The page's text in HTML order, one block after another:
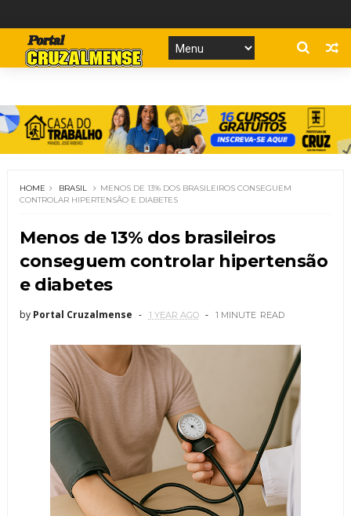
HOME BRASIL
MENOS DE 13% DOS BRASILEIROS CONSEGUEM
CONTROLAR HIPERTENSÃO E DIABETES
Menos de 13% dos brasileiros
conseguem controlar hipertensão
e diabetes
by Portal Cruzalmense 1 YEAR AGO 1 MINUTE READ